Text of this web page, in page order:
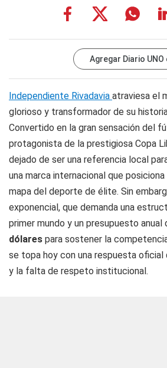
Agregar Diario UNO
Independiente Rivadavia atraviesa el
glorioso y transformador de su
Convertido en la gran sensación del
protagonista de la prestigiosa Copa
dejado de ser una referencia local
una marca internacional que
mapa del deporte de élite. Sin
exponencial, que demanda una
primer mundo y un presupuesto anual
dólares para sostener la
se topa hoy con una respuesta oficial
y la falta de respeto institucional.